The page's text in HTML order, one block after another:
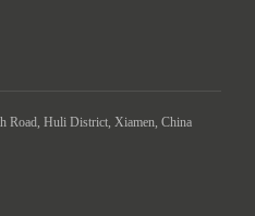
Road, Huli District, Xiamen, China